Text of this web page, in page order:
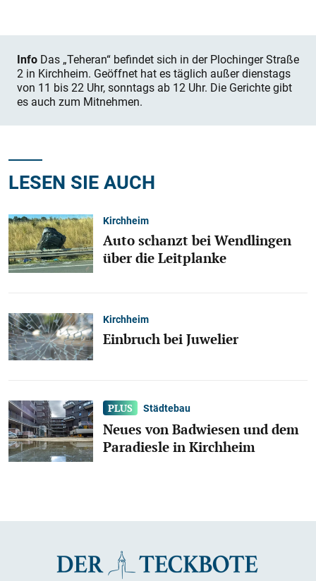
Info Das „Teheran“ befindet sich in der Plochinger Straße
2 in Kirchheim. Geöffnet hat es täglich außer dienstags
von 11 bis 22 Uhr, sonntags ab 12 Uhr. Die Gerichte gibt
es auch zum Mitnehmen.
LESEN SIE AUCH
Kirchheim
Auto schanzt bei Wendlingen
über die Leitplanke
Kirchheim
Einbruch bei Juwelier
Städtebau
Neues von Badwiesen und dem
Paradiesle in Kirchheim